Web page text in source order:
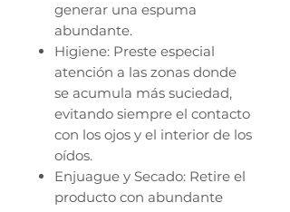
generar una espuma
abundante.
Higiene: Preste especial
atención a las zonas donde
se acumula más suciedad,
evitando siempre el contacto
con los ojos y el interior de los
oídos.
Enjuague y Secado: Retire el
producto con abundante